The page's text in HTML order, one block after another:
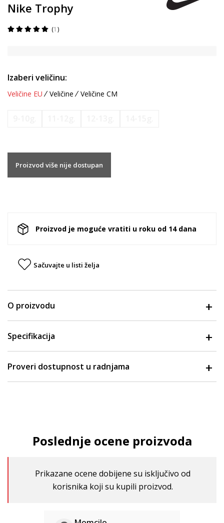
Nike Trophy
1
Izaberi veličinu:
Veličine EU Veličine Veličine CM
Proizvod više nije dostupan
Proizvod je moguće vratiti u roku od 14 dana
Sačuvajte u listi želja
O proizvodu
Specifikacija
Proveri dostupnost u radnjama
Poslednje ocene proizvoda
Prikazane ocene dobijene su isključivo od
korisnika koji su kupili proizvod.